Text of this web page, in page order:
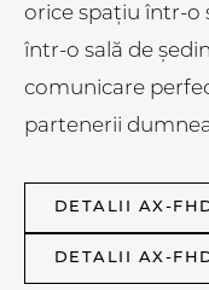
orice spațiu într-o
într-o sală de
comunicare
partenerii
DETALII AX-
DETALII AX-